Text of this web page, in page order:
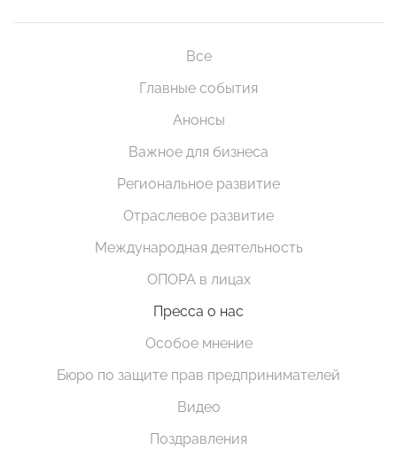
Все
Главные события
Анонсы
Важное для бизнеса
Региональное развитие
Отраслевое развитие
Международная деятельность
ОПОРА в лицах
Пресса о нас
Особое мнение
Бюро по защите прав предпринимателей
Видео
Поздравления